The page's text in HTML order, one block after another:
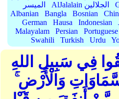
الميسر
AlJalalain الجلالين
Albanian
Bangla Bosnian
German
Hausa Indonesian
Malayalam
Persian Portuguese
Swahili
Turkish Urdu
فِي سَبِيلِ اللهِ
وَالْأَرْضِ